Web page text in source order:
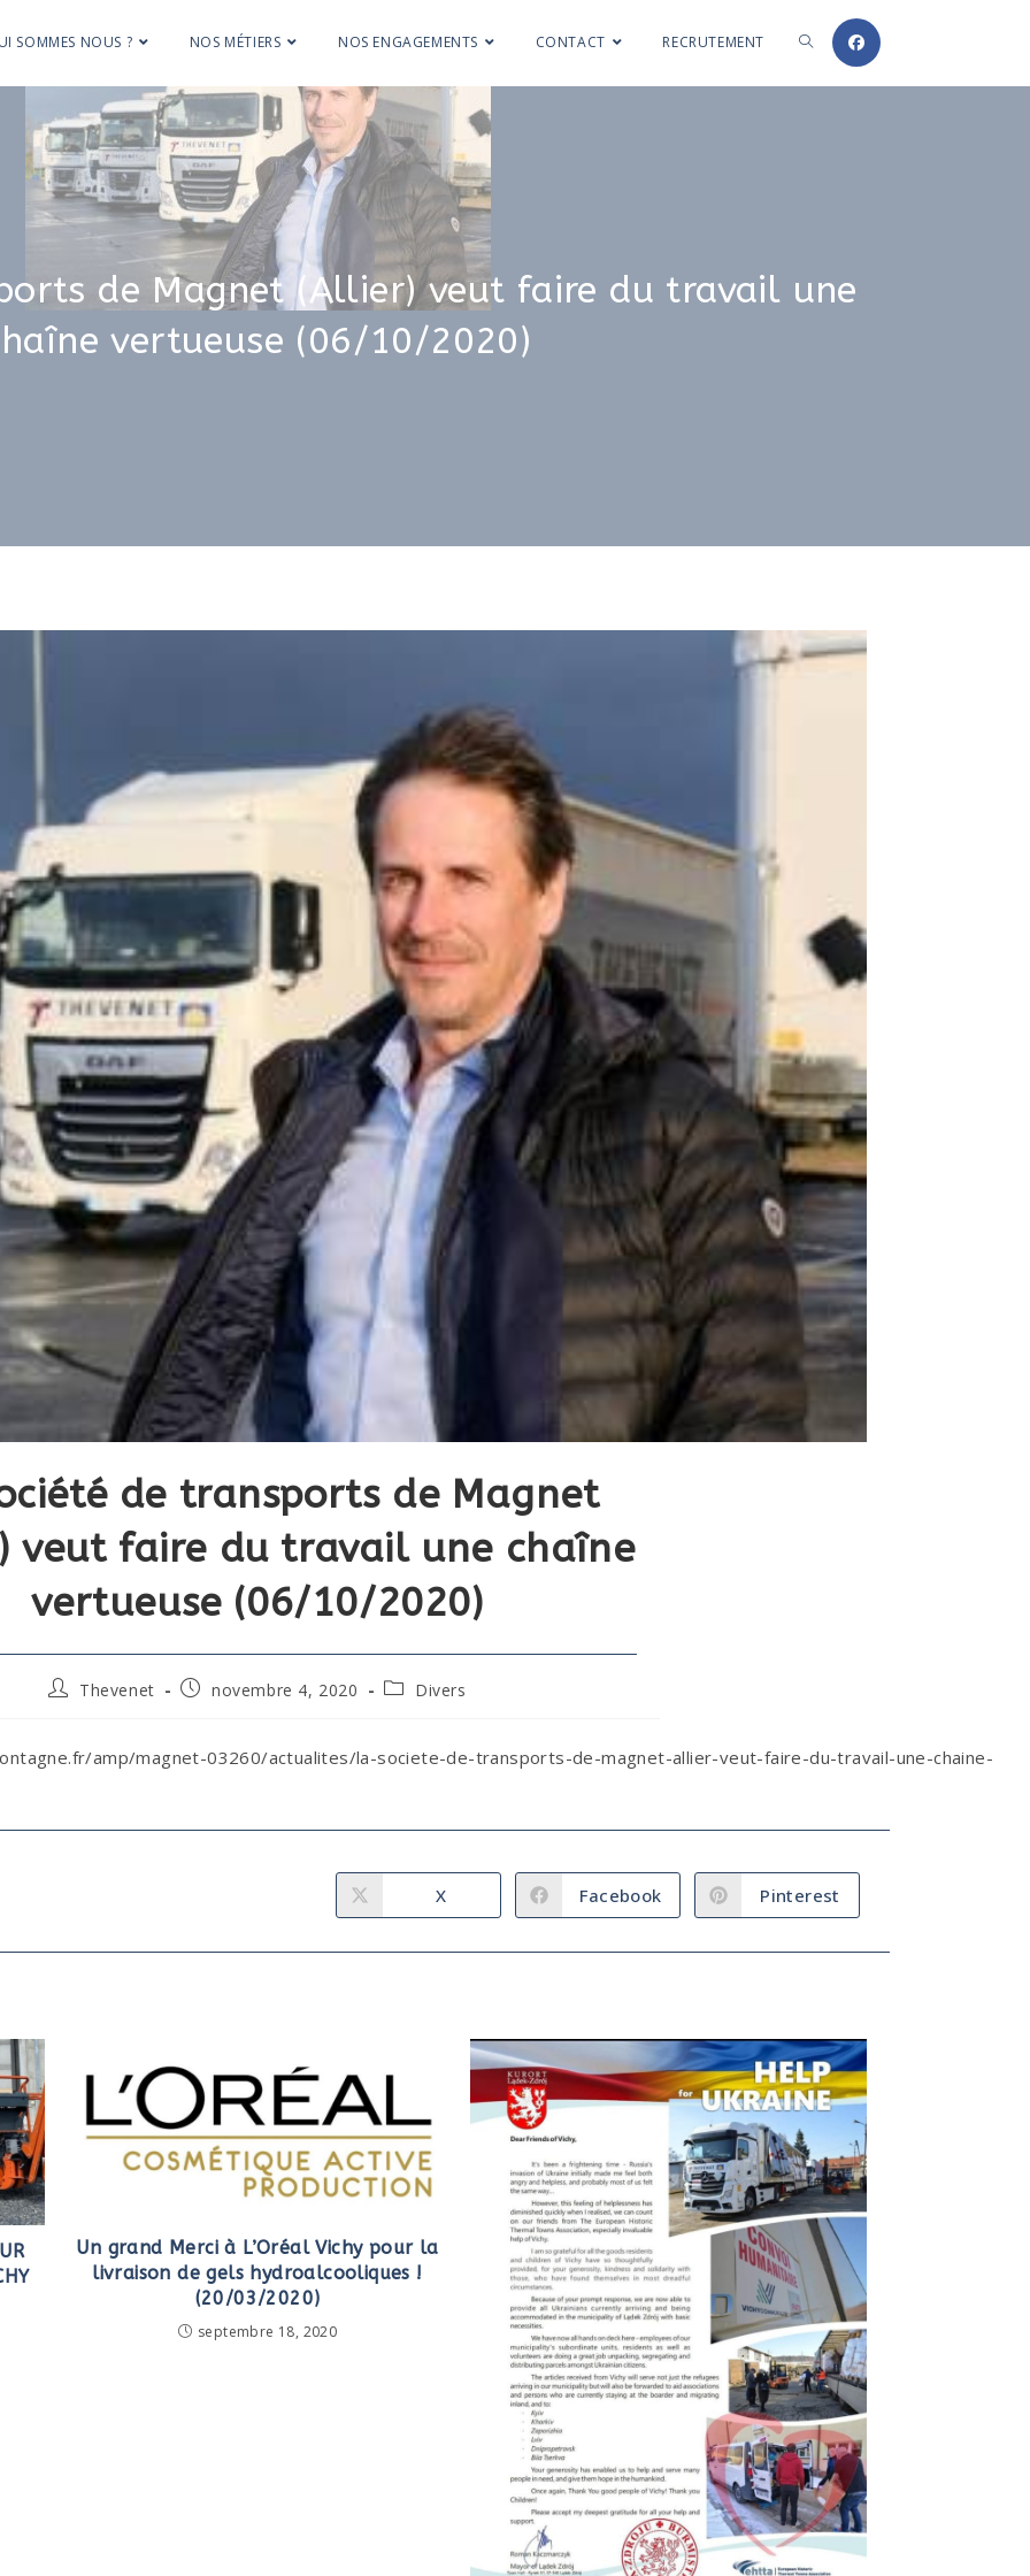
SOMMES NOUS ? NOS MÉTIERS NOS ENGAGEMENTS CONTACT RECRUTEMENT
de Magnet (Allier) veut faire du travail une
vertueuse (06/10/2020)
de transports de Magnet
veut faire du travail une chaîne
vertueuse (06/10/2020)
Thevenet novembre 4, 2020 Divers
amp/magnet-03260/actualites/la-societe-de-transports-de-magnet-allier-veut-faire-du-travail-une-chaine-
X Facebook Pinterest
Un grand Merci à L’Oréal Vichy pour la
livraison de gels hydroalcooliques !
(20/03/2020)
septembre 18, 2020